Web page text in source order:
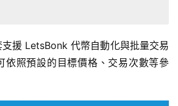
援 LetsBonk 代幣自動化與批量交易
依照預設的目標價格、交易次數等參